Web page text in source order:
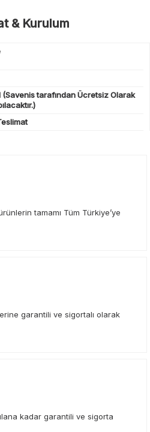
& Kurulum
(Savenis tarafından Ücretsiz Olarak
tamamı Tüm Türkiye’ye
garantili ve sigortalı olarak
kadar garantili ve sigorta